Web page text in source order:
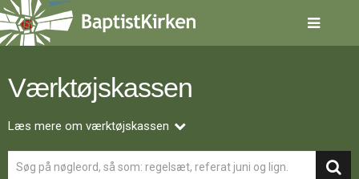
Spring
menu
over
tilbage
forsiden
1.0:
Forside
Værktøjskassen
Læs mere om værktøjskassen